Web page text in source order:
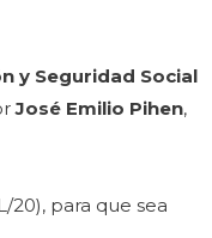
y Seguridad Social
José Emilio Pihen,
20), para que sea